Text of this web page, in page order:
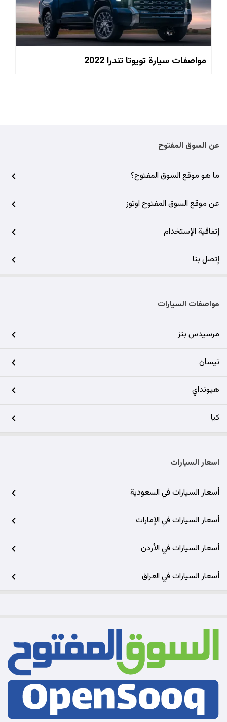
مواصفات سيارة تويوتا تندرا 2022
عن السوق المفتوح
ما هو موقع السوق المفتوح؟
عن موقع السوق المفتوح اوتوز
إتفاقية الإستخدام
إتصل بنا
مواصفات السيارات
مرسيدس بنز
نيسان
هيونداي
كيا
اسعار السيارات
أسعار السيارات في السعودية
أسعار السيارات في الإمارات
أسعار السيارات في الأردن
أسعار السيارات في العراق